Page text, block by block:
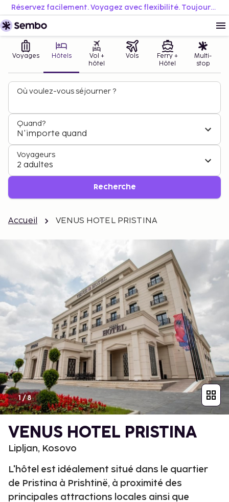
Réservez facilement. Voyagez avec flexibilité. Toujours au meilleur prix.
Voyages Hôtels
Vol +
hôtel
Vols
Ferry +
Hôtel
Multi-
stop
Où voulez-vous séjourner ?
Quand?
N'importe quand
Voyageurs
2 adultes
Recherche
Accueil VENUS HOTEL PRISTINA
1/8
VENUS HOTEL PRISTINA
Lipljan, Kosovo
L'hôtel est idéalement situé dans le quartier
de Pristina à Prishtinë, à proximité des
principales attractions locales ainsi que